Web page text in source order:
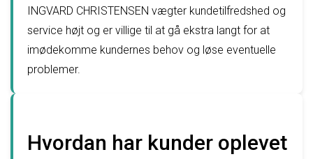
INGVARD CHRISTENSEN vægter kundetilfredshed og
service højt og er villige til at gå ekstra langt for at
imødekomme kundernes behov og løse eventuelle
problemer.
Hvordan har kunder oplevet